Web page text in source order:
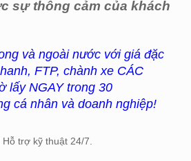
sự thông cảm của khách
và ngoài nước với giá đặc
FTP, chành xe CÁC
lấy NGAY trong 30
cá nhân và doanh nghiệp!
trợ kỹ thuật 24/7.